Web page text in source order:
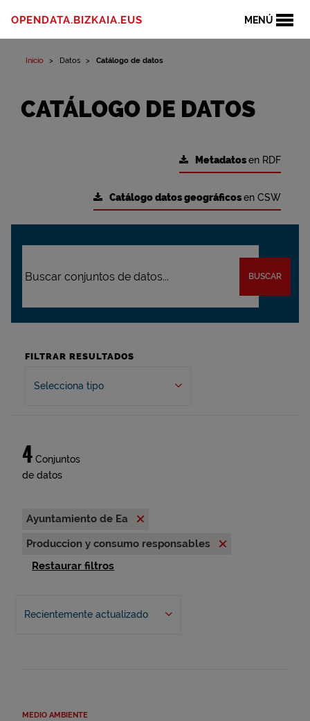
MENÚ
OPENDATA.BIZKAIA.EUS
Inicio Datos Catálogo de datos
CATÁLOGO DE DATOS
Metadatosen RDF
Catálogo datos geográficosen CSW
BUSCAR
FILTRAR RESULTADOS
Selecciona tipo
4 Conjuntos
de datos
Ayuntamiento de Ea
Produccion y consumo responsables
Restaurar filtros
Recientemente actualizado
MEDIO AMBIENTE